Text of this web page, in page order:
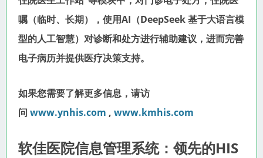
嘱（临时、长期），使用AI（DeepSeek 基于大语言模
型的人工智慧）对诊断和处方进行辅助建议，进而完善
电子病历并提供医疗决策支持。
如果您需要了解更多信息，请访
问 www.ynhis.com , www.kmhis.com
软佳医院信息管理系统：领先的HIS